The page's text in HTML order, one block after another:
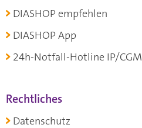
DIASHOP empfehlen
DIASHOP App
24h-Notfall-Hotline IP/CGM
Rechtliches
Datenschutz